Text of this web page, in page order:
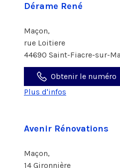
Dérame René
Maçon,
rue Loitiere
44690 Saint-Fiacre-sur-
Obtenir le numéro
Plus d'infos
Avenir Rénovations
Maçon,
14 Gironnière